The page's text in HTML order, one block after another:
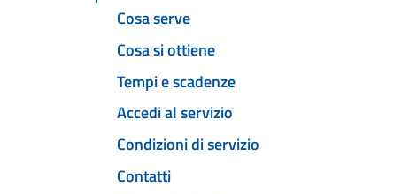
Cosa serve
Cosa si ottiene
Tempi e scadenze
Accedi al servizio
Condizioni di servizio
Contatti